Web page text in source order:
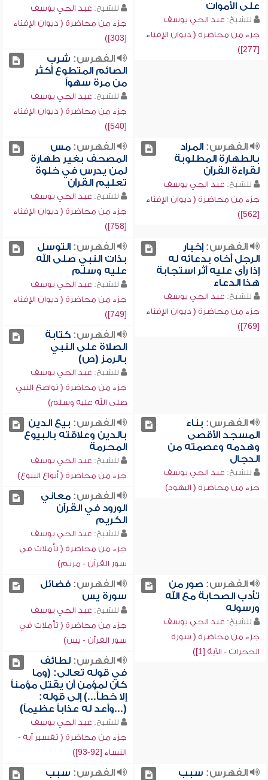
على الأموات
للشيخ: عبد الحي يوسف
جزء من محاضرة ( ديوان الإفتاء
[277])
للشيخ: عبد الحي يوسف
جزء من محاضرة ( ديوان الإفتاء
[303])
الفهرس: شرب
الصائم المتطوع أكثر
من مرة سهواً
للشيخ: عبد الحي يوسف
جزء من محاضرة ( ديوان الإفتاء
[540])
الفهرس:المراد
بالطهارة المطلوبة
لقراءة القرآن
للشيخ: عبد الحي يوسف
جزء من محاضرة ( ديوان الإفتاء
[562])
الفهرس:مس
المصحف بغير طهارة
لمن يدرس في خلوة
تعليم القرآن
للشيخ: عبد الحي يوسف
جزء من محاضرة ( ديوان الإفتاء
[758])
الفهرس:إخبار
الرجل أخاه بدعائه له
إذا رأى عليه أثر استجابة
هذا الدعاء
للشيخ: عبد الحي يوسف
جزء من محاضرة ( ديوان الإفتاء
[769])
الفهرس:التوسل
بذات النبي صلى الله
عليه وسلم
للشيخ: عبد الحي يوسف
جزء من محاضرة ( ديوان الإفتاء
[749])
الفهرس:كتابة
الصلاة على النبي
بالرمز (ص)
للشيخ: عبد الحي يوسف
جزء من محاضرة ( تواضع النبي
صلى الله عليه وسلم)
الفهرس: بناء
المسجد الأقصى
وهدمه وعصمته من
الدجال
للشيخ: عبد الحي يوسف
جزء من محاضرة ( اليهود)
الفهرس: بيع الدين
بالدين وعلاقته بالبيوع
المحرمة
للشيخ: عبد الحي يوسف
جزء من محاضرة ( أنواع البيوع)
الفهرس:معاني
الورود في القرآن
الكريم
للشيخ: عبد الحي يوسف
جزء من محاضرة ( تأملات في
سور القرآن - مريم)
الفهرس: صور من
تأدب الصحابة مع الله
ورسوله
للشيخ: عبد الحي يوسف
جزء من محاضرة ( سورة
الحجرات - الآية [1])
الفهرس:فضائل
سورة يس
للشيخ: عبد الحي يوسف
جزء من محاضرة ( تأملات في
سور القرآن - يس)
الفهرس:لطائف
في قوله تعالى: (وما
كان لمؤمن أن يقتل مؤمناً
إلا خطأ...) إلى قوله:
(...وأعد له عذاباً عظيماً)
للشيخ: عبد الحي يوسف
جزء من محاضرة ( تفسير آية -
النساء [92-93])
الفهرس: سبب
الفهرس: سبب